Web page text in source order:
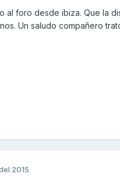
al foro desde ibiza. Que la
Un saludo compañero
2015